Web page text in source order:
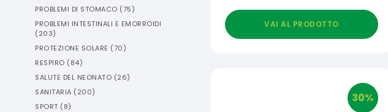
PROBLEMI DI STOMACO (75)
PROBLEMI INTESTINALI E EMORROIDI
(203)
PROTEZIONE SOLARE (70)
RESPIRO (84)
SALUTE DEL NEONATO (26)
SANITARIA (200)
SPORT (8)
VAI AL PRODOTTO
30%